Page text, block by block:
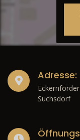
Adresse:
Suchsdorf